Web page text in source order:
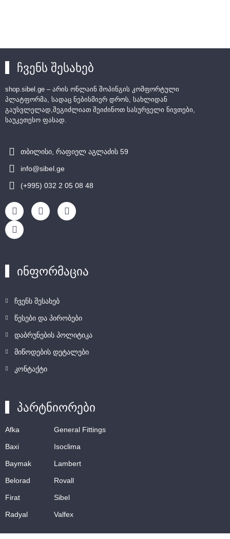
ჩვენს შესახებ
shop.sibel.ge – არის ონლაინ შოპინგის კომფორტული
პლატფორმა, სადაც ნებისმიერ დროს, სახლიდან
გაუსვლელად,შეგიძლიათ შეიძინოთ სასურველი ნივთები,
საუკეთესო ფასად.
თბილისი, რაფიელ აგლაძის 59
info@sibel.ge
(+995) 032 2 05 08 48
ინფორმაცია
ჩვენს შესახებ
წესები და პირობები
დაბრუნების პოლიტიკა
მიწოდების დეტალები
კონტაქტი
პარტნიორები
Afka
Baxi
Baymak
Belorad
Firat
Radyal
General Fittings
Isoclima
Lambert
Rovall
Sibel
Valfex